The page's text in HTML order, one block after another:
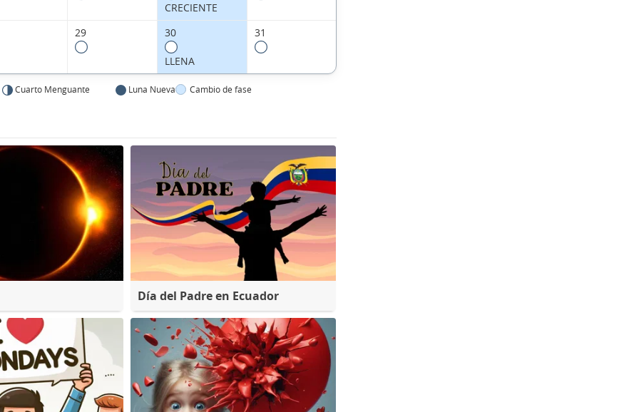
CRECIENTE
29 30
LLENA
31
Cuarto Menguante Luna Nueva Cambio de fase
Día del Padre en Ecuador